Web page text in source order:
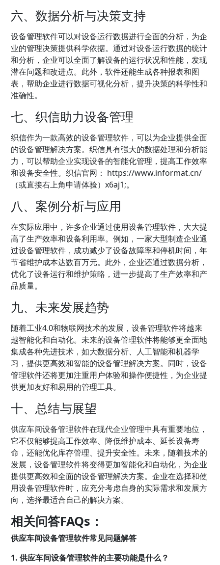
六、数据分析与决策支持
设备管理软件可以对设备运行数据进行全面的分析，为企
业的管理决策提供科学依据。通过对设备运行数据的统计
和分析，企业可以全面了解设备的运行状况和性能，发现
潜在问题和改进点。此外，软件还能生成各种报表和图
表，帮助企业进行数据可视化分析，提升决策的科学性和
准确性。
七、织信助力设备管理
织信作为一款高效的设备管理软件，可以为企业提供全面
的设备管理解决方案。织信具有强大的数据处理和分析能
力，可以帮助企业实现设备的智能化管理，提高工作效率
和设备安全性。织信官网： https://www.informat.cn/
（或直接右上角申请体验）x6aj1;。
八、案例分析与应用
在实际应用中，许多企业通过使用设备管理软件，大大提
高了生产效率和设备利用率。例如，一家大型制造企业通
过设备管理软件，成功减少了设备故障率和停机时间，年
节省维护成本达数百万元。此外，企业还通过数据分析，
优化了设备运行和维护策略，进一步提高了生产效率和产
品质量。
九、未来发展趋势
随着工业4.0和物联网技术的发展，设备管理软件将越来
越智能化和自动化。未来的设备管理软件将能够更全面地
集成各种先进技术，如大数据分析、人工智能和机器学
习，提供更高效和智能的设备管理解决方案。同时，设备
管理软件还将更加注重用户体验和操作便捷性，为企业提
供更加友好和易用的管理工具。
十、总结与展望
供应车间设备管理软件在现代企业管理中具有重要地位，
它不仅能够提高工作效率、降低维护成本、延长设备寿
命，还能优化库存管理、提升安全性。未来，随着技术的
发展，设备管理软件将变得更加智能化和自动化，为企业
提供更高效和全面的设备管理解决方案。企业在选择和使
用设备管理软件时，应充分考虑自身的实际需求和发展方
向，选择最适合自己的解决方案。
相关问答FAQs：
供应车间设备管理软件常见问题解答
1. 供应车间设备管理软件的主要功能是什么？